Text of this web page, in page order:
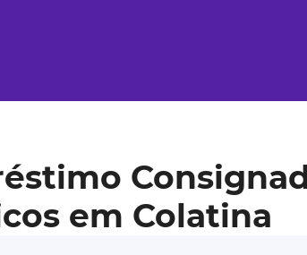
em Colatina